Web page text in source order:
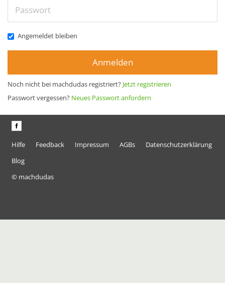
Angemeldet bleiben
Anmelden
Noch nicht bei machdudas registriert? Jetzt registrieren
Passwort vergessen? Neues Passwort anfordern
Hilfe Feedback Impressum AGBs
Datenschutzerklärung
Blog
© machdudas